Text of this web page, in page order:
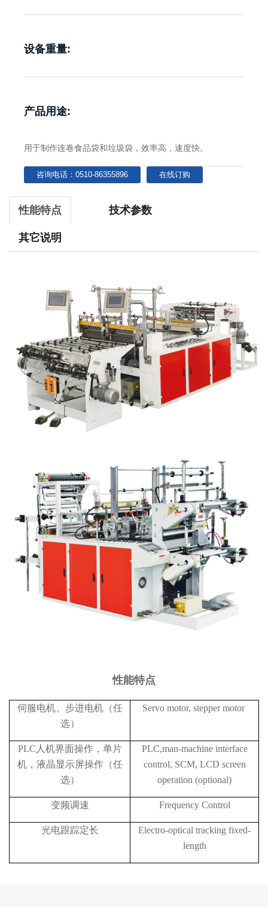
设备重量:
产品用途:
用于制作连卷食品袋和垃圾袋，效率高，速度快。
咨询电话：0510-86355896 在线订购
性能特点 技术参数
其它说明
性能特点
伺服电机、步进电机（任
选）
Servo motor, stepper motor
PLC人机界面操作，单片
机，液晶显示屏操作（任
选）
PLC,man-machine interface
control, SCM, LCD screen
operation (optional)
变频调速 Frequency Control
光电跟踪定长
Electro-optical tracking fixed-
length